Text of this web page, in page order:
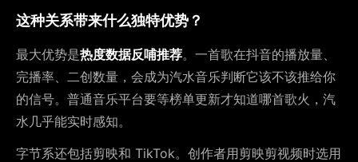
这种关系带来什么独特优势？
最大优势是热度数据反哺推荐。一首歌在抖音的播放量、
完播率、二创数量，会成为汽水音乐判断它该不该推给你
的信号。普通音乐平台要等榜单更新才知道哪首歌火，汽
水几乎能实时感知。
字节系还包括剪映和 TikTok。创作者用剪映剪视频时选用